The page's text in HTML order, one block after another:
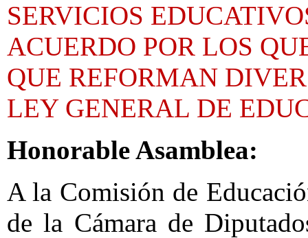
SERVICIOS
ACUERDO POR LOS
QUE REFORMAN
LEY GENERAL DE
Honorable Asamblea:
A la Comisión de
de la Cámara de